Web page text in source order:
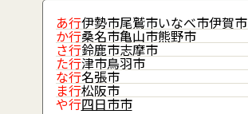
あ行伊勢市尾鷲市いなべ市伊賀市
か行桑名市亀山市熊野市
さ行鈴鹿市志摩市
た行津市鳥羽市
な行名張市
ま行松阪市
や行四日市市